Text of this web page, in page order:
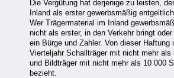
Die Vergütung hat derjenige zu leisten,
Inland als erster gewerbsmäßig
Wer Trägermaterial im Inland
nicht als erster, in den Verkehr bringt
ein Bürge und Zahler. Von dieser
Vierteljahr Schallträger mit nicht mehr als
und Bildträger mit nicht mehr als 10 000
bezieht.